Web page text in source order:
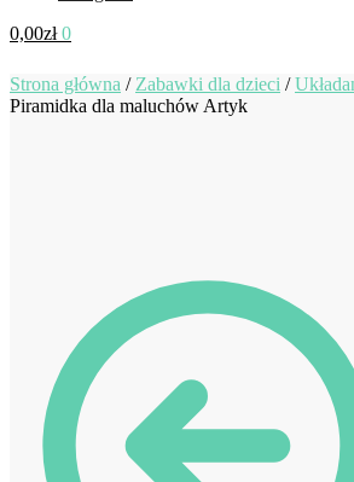
0,00zł 0
Strona główna / Zabawki dla dzieci /
Piramidka dla maluchów Artyk